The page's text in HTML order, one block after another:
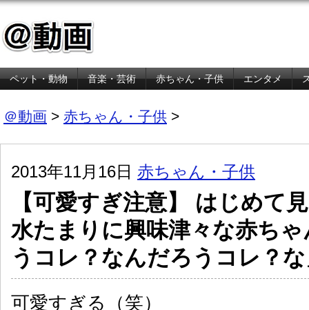
ペット・動物 音楽・芸術 赤ちゃん・子供 エンタメ
＠動画 > 赤ちゃん・子供 >
2013年11月16日 赤ちゃん・子供
【可愛すぎ注意】 はじめて
水たまりに興味津々な赤ち
うコレ？なんだろうコレ？
可愛すぎる（笑）